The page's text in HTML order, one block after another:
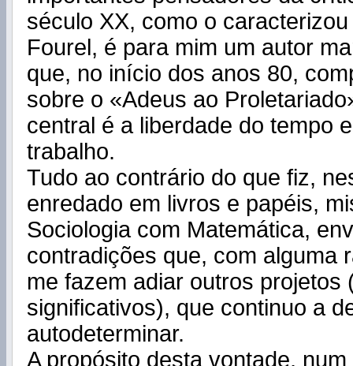
século XX, como o
Fourel, é para mim um autor
que, no início dos anos 80,
sobre o «Adeus ao
central é a liberdade do tempo
trabalho.
Tudo ao contrário do que fiz,
enredado em livros e papéis,
Sociologia com Matemática,
contradições que, com alguma
me fazem adiar outros projetos
significativos), que continuo a
autodeterminar.
A propósito desta vontade,